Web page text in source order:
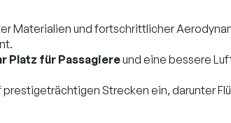
Materialien und fortschrittlicher
Platz für Passagiereund eine bessere
Strecken ein, darunter